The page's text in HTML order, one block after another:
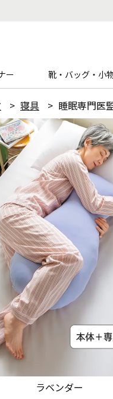
ー 靴・バッグ・小
寝具 睡眠専門医
ラベンダー